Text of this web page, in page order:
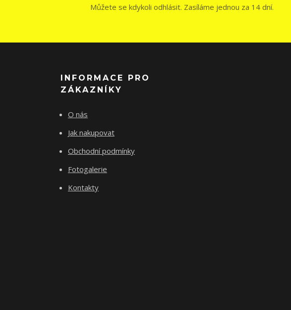
Můžete se kdykoli odhlásit. Zasíláme jednou za 14 dní.
INFORMACE PRO
ZÁKAZNÍKY
O nás
Jak nakupovat
Obchodní podmínky
Fotogalerie
Kontakty